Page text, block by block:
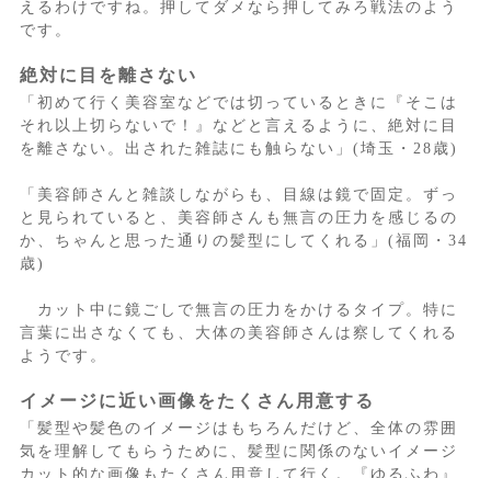
えるわけですね。押してダメなら押してみろ戦法のよう
です。
絶対に目を離さない
「初めて行く美容室などでは切っているときに『そこは
それ以上切らないで！』などと言えるように、絶対に目
を離さない。出された雑誌にも触らない」(埼玉・28歳)
「美容師さんと雑談しながらも、目線は鏡で固定。ずっ
と見られていると、美容師さんも無言の圧力を感じるの
か、ちゃんと思った通りの髪型にしてくれる」(福岡・34
歳)
カット中に鏡ごしで無言の圧力をかけるタイプ。特に
言葉に出さなくても、大体の美容師さんは察してくれる
ようです。
イメージに近い画像をたくさん用意する
「髪型や髪色のイメージはもちろんだけど、全体の雰囲
気を理解してもらうために、髪型に関係のないイメージ
カット的な画像もたくさん用意して行く。『ゆるふわ』